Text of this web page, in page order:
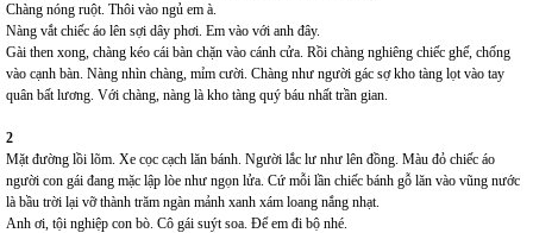
Chàng nóng ruột. Thôi vào ngủ em à.
Nàng vắt chiếc áo lên sợi dây phơi. Em vào với anh đây.
Gài then xong, chàng kéo cái bàn chặn vào cánh cửa. Rồi chàng nghiêng chiếc ghế, chống
vào cạnh bàn. Nàng nhìn chàng, mỉm cười. Chàng như người gác sợ kho tàng lọt vào tay
quân bất lương. Với chàng, nàng là kho tàng quý báu nhất trần gian.
2
Mặt đường lồi lõm. Xe cọc cạch lăn bánh. Người lắc lư như lên đồng. Màu đỏ chiếc áo
người con gái đang mặc lập lòe như ngọn lửa. Cứ mỗi lần chiếc bánh gỗ lăn vào vũng nước
là bầu trời lại vỡ thành trăm ngàn mảnh xanh xám loang nắng nhạt.
Anh ơi, tội nghiệp con bò. Cô gái suýt soa. Để em đi bộ nhé.